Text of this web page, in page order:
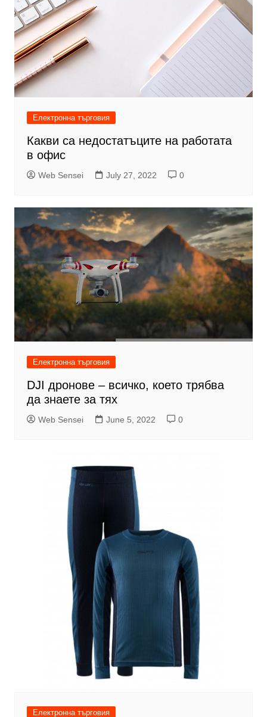
Електронна търговия
Какви са недостатъците на работата
в офис
Web Sensei July 27, 2022 0
Електронна търговия
DJI дронове – всичко, което трябва
да знаете за тях
Web Sensei June 5, 2022 0
Електронна търговия